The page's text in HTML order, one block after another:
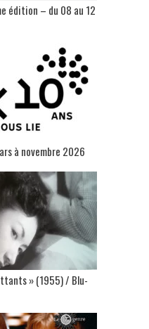
édition – du 08 au 12
à novembre 2026
» (1955) / Blu-